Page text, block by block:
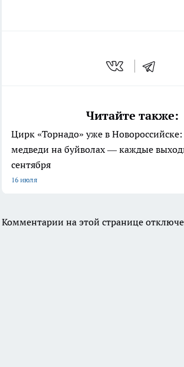
Читайте также:
Цирк «Торнадо» уже в
медведи на буйволах — каждые
сентября
16 июля
Комментарии на этой странице